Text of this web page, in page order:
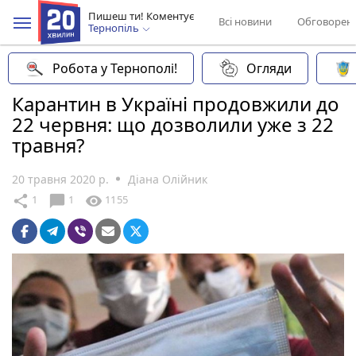
Пишеш ти! Коментує
Тернопіль
Всі новини
Робота у Тернополі! Огляди
Карантин в Україні продовжили до
22 червня: що дозволили уже з 22
травня?
20 травня 2020 р. Діана Олійник
share 1 chat_bubble 1 visibility 1155